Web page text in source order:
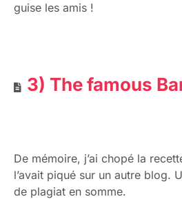
guise les amis !
3) The famous
De mémoire, j’ai chopé la
l’avait piqué sur un autre blog.
de plagiat en somme.